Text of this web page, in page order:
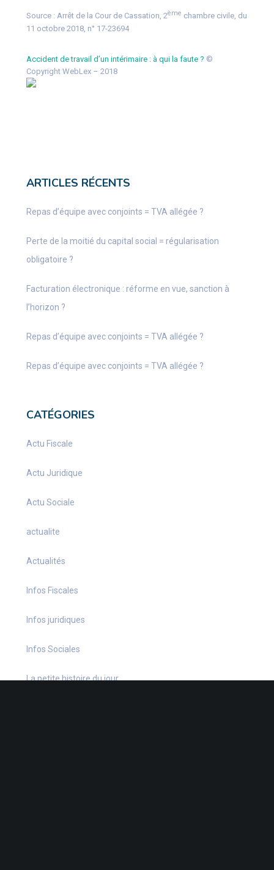
Source : Arrêt de la Cour de Cassation, 2ème chambre civile, du
11 octobre 2018, n° 17-23694
Accident de travail d’un intérimaire : à qui la faute ? ©
Copyright WebLex – 2018
ARTICLES RÉCENTS
Repas d’équipe avec conjoints = TVA allégée ?
Perte de la moitié du capital social = régularisation
obligatoire ?
Facturation électronique : réforme en vue, sanction à
l’horizon ?
Repas d’équipe avec conjoints = TVA allégée ?
Repas d’équipe avec conjoints = TVA allégée ?
CATÉGORIES
Actu Fiscale
Actu Juridique
Actu Sociale
actualite
Actualités
Infos Fiscales
Infos juridiques
Infos Sociales
La petite histoire du jour